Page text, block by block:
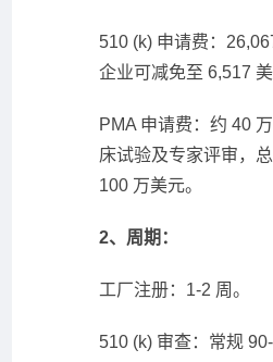
510 (k) 申请费：
企业可减免至 6,517 美
PMA 申请费：约 40
床试验及专家评审，
100 万美元。
2、周期：
工厂注册：1-2 周。
510 (k) 审查：常规